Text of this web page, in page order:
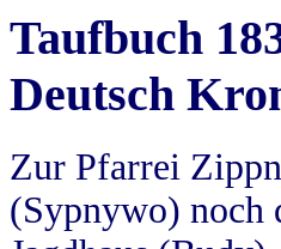
Taufbuch
Deutsch
Zur Pfarrei
(Sypnywo) noch